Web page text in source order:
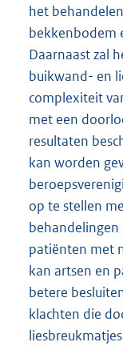
het
bekkenbodem
Daarnaast zal
buikwand- en
complexiteit
met een
resultaten
kan worden
op te stellen
behandelingen
patiënten met
kan artsen en
betere
klachten die